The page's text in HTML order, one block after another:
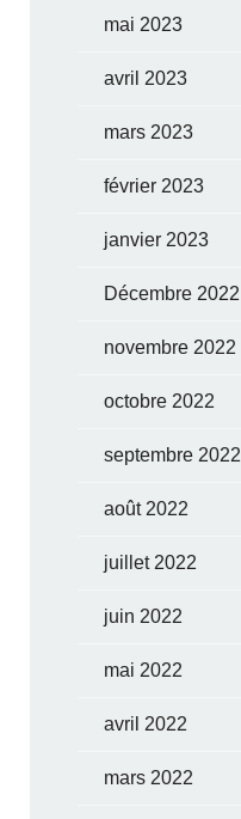
mai 2023
avril 2023
mars 2023
février 2023
janvier 2023
Décembre 2022
novembre 2022
octobre 2022
septembre 2022
août 2022
juillet 2022
juin 2022
mai 2022
avril 2022
mars 2022